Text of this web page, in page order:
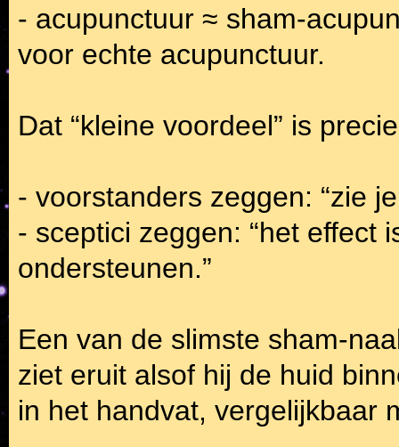
- acupunctuur ≈ sham-
voor echte acupunctuur.
Dat “kleine voordeel” is
- voorstanders zeggen: “zie
- sceptici zeggen: “het effect
ondersteunen.”
Een van de slimste sham-
ziet eruit alsof hij de huid
in het handvat, vergelijkbaar